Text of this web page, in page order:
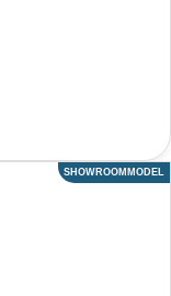
ACTIE
SHOWROOMMODEL